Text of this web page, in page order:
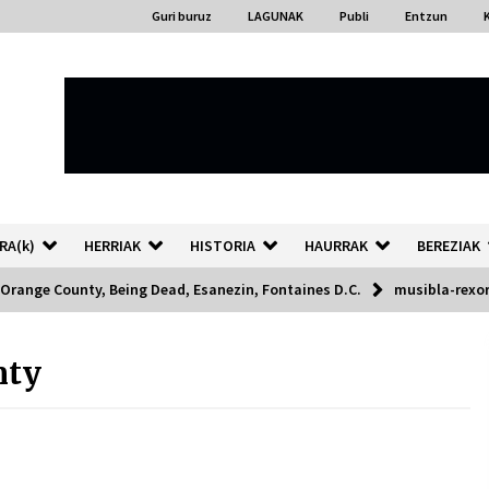
Guri buruz LAGUNAK Publi Entzun
HERRIAK HISTORIA HAURRAK BEREZIAK
County, Being Dead, Esanezin, Fontaines D.C. musibla-